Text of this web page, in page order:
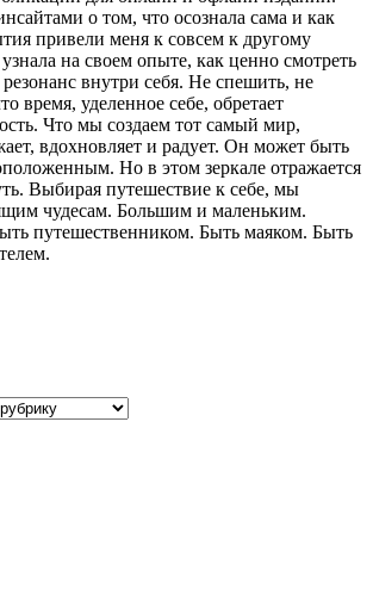
о том, что осознала сама и как
привели меня к совсем к другому
на своем опыте, как ценно смотреть
внутри себя. Не спешить, не
время, уделенное себе, обретает
Что мы создаем тот самый мир,
вдохновляет и радует. Он может быть
Но в этом зеркале отражается
Выбирая путешествие к себе, мы
чудесам. Большим и маленьким.
путешественником. Быть маяком. Быть